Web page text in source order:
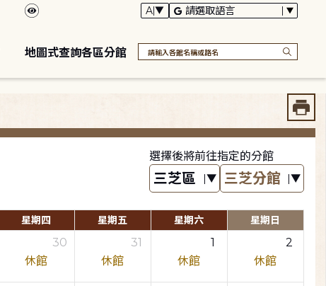
地圖式查詢各區分館
選擇後將前往指定的分館
星期四 星期五 星期六 星期日
30
休館
31
休館
1
休館
2
休館